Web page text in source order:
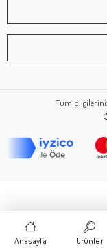
Tüm
Anasayfa Ürünler